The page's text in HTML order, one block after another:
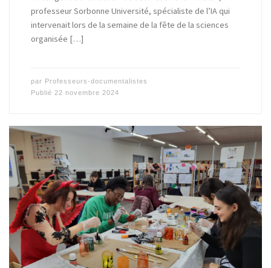
professeur Sorbonne Université, spécialiste de l’IA qui
intervenait lors de la semaine de la fête de la sciences
organisée […]
par Professeurs-documentalistes
Publié 22 novembre 2024